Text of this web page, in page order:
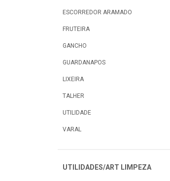
ESCORREDOR ARAMADO
FRUTEIRA
GANCHO
GUARDANAPOS
LIXEIRA
TALHER
UTILIDADE
VARAL
UTILIDADES/ART LIMPEZA